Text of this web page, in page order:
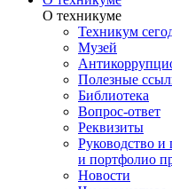
О техникуме
Техникум
Музей
Полезные
Библиотека
Вопрос-ответ
Реквизиты
Руководство и
и портфолио
Новости